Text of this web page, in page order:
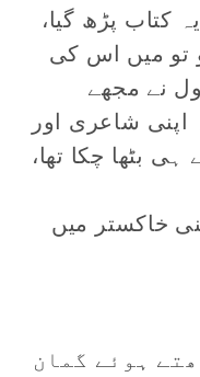
پڑھ گیا،
تو میں اس کی
نے مجھے
اپنی شاعری اور
بٹھا چکا تھا،
خاکستر میں
ہوئے گمان